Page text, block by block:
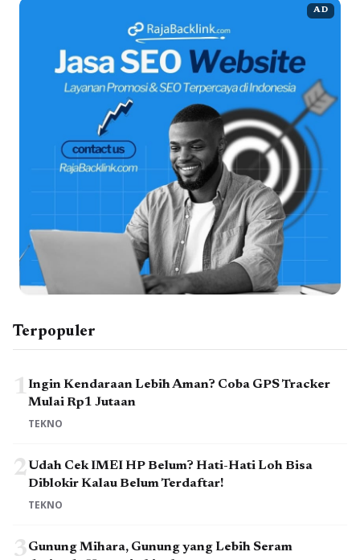
AD
Terpopuler
1Ingin Kendaraan Lebih Aman? Coba GPS Tracker
Mulai Rp1 Jutaan
TEKNO
2Udah Cek IMEI HP Belum? Hati-Hati Loh Bisa
Diblokir Kalau Belum Terdaftar!
TEKNO
3Gunung Mihara, Gunung yang Lebih Seram